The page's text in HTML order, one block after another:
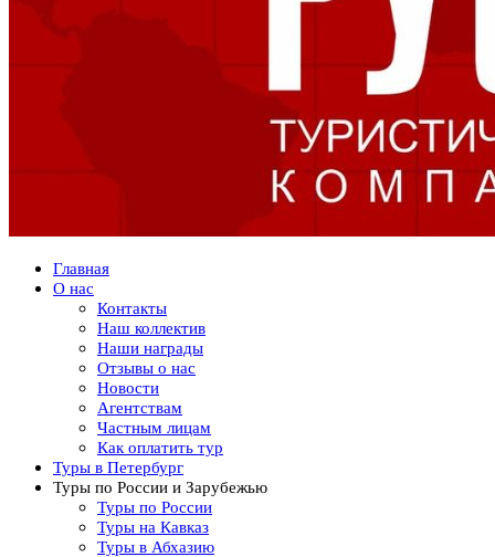
Главная
О нас
Контакты
Наш коллектив
Наши награды
Отзывы о нас
Новости
Агентствам
Частным лицам
Как оплатить тур
Туры в Петербург
Туры по России и Зарубежью
Туры по России
Туры на Кавказ
Туры в Абхазию